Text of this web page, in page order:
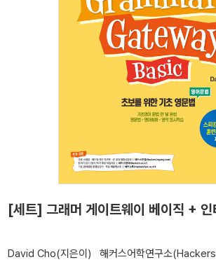
[세트] 그래머 게이트웨이 베이직 +
David Cho(지은이) 해커스어학연구소